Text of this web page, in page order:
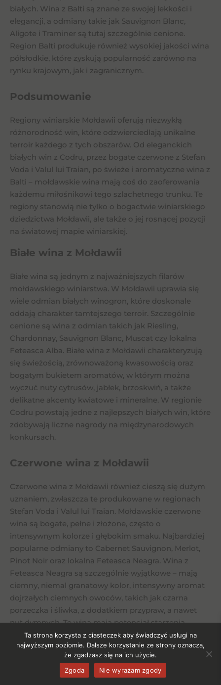
białych. Wina z Balti są znane ze swojej lekkości i
elegancji, a odmiany takie jak Sauvignon Blanc,
Aligote i Traminer są tutaj szczególnie cenione.
Region Balti produkuje również wysokiej jakości wina
półsłodkie, które zyskują popularność zarówno na
rynku krajowym, jak i zagranicznym.
Podsumowanie
Regiony winiarskie Mołdawii oferują niezwykłą
różnorodność win, które odzwierciedlają unikalne
terroir każdego z tych obszarów. Od eleganckich
białych win z Codru, przez bogate czerwone z Stefan
Voda i Valul lui Traian, po świeże i aromatyczne wina z
Balti – mołdawskie wina mają coś do zaoferowania
każdemu miłośnikowi tego szlachetnego trunku. Te
regiony stanowią nie tylko o bogactwie winiarskiego
dziedzictwa Mołdawii, ale także o jej rosnącej pozycji
na światowej mapie winiarskiej.
Białe wina z Mołdawii
Białe wina są jednym z najważniejszych filarów
mołdawskiego winiarstwa. W Mołdawii uprawia się
wiele odmian białych winogron, które doskonale
oddają charakter tamtejszego terroir. Szczególnie
cenione są wina z odmian takich jak Riesling,
Chardonnay, Sauvignon Blanc, Muscat czy lokalna
Feteasca Alba. Białe wina z Mołdawii charakteryzują
się świeżością, zrównoważoną kwasowością oraz
bogatym bukietem aromatów, w którym można
wyczuć nuty cytrusów, jabłek, brzoskwiń, a także
delikatne akcenty kwiatowe i mineralne. W regionie
Codru powstają jedne z najlepszych białych win, które
zdobywają liczne nagrody na międzynarodowych
konkursach.
Czerwone wina z Mołdawii
Czerwone wina z Mołdawii również cieszą się dużym
uznaniem, zwłaszcza te produkowane w regionach
Stefan Voda i Valul lui Traian. Mołdawskie czerwone
wina są bogate, pełne i złożone, często o
intensywnym kolorze i głębokim smaku. Najbardziej
popularne odmiany to Cabernet Sauvignon, Merlot,
Pinot Noir oraz lokalna Feteasca Neagra. Wina z
Feteasca Neagra są szczególnie wyjątkowe – mają
ciemny, niemal granatowy kolor, intensywny aromat
dojrzałych ciemnych owoców, takich jak czarna
porzeczka i śliwka, z dodatkiem przypraw, a nawet
nut dymnych. Te wina mają potencjał starzenia,
zyskując na złożoności i elegancji wraz z upływem lat.
Wina musujące z Mołdawii
Ta strona korzysta z ciasteczek aby świadczyć usługi na
najwyższym poziomie. Dalsze korzystanie ze strony oznacza,
że zgadzasz się na ich użycie.
Zgoda
Nie wyrażam zgody